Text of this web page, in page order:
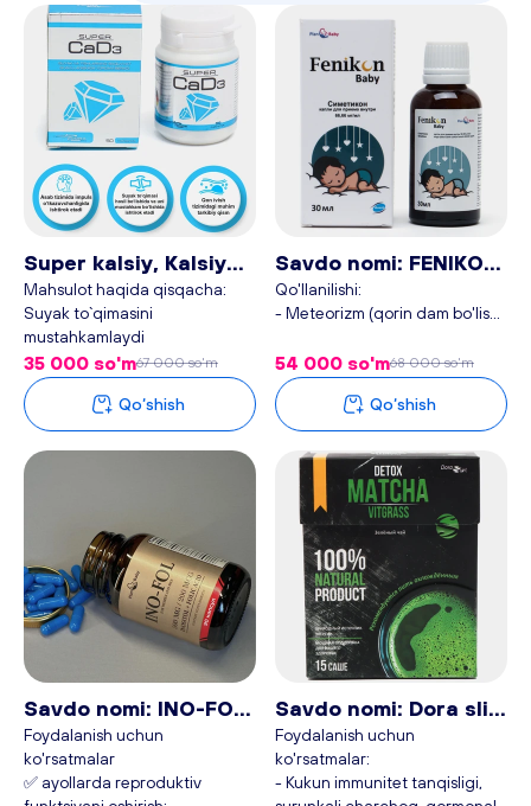
Super kalsiy, Kalsiy
D3, CaD3, 50 tabletka
- Plan baby
Mahsulot haqida qisqacha:
Suyak to`qimasini
mustahkamlaydi
Qon ivishini normallashtiradi
Raxit va osteoporozni oldini
oladi va davolaydi
Soch va tirnoq sog`lomligini
ta`minlaydi
35 000 so'm67 000 so'm
Qo‘shish
Savdo nomi: FENIKON
BABY
Qo'llanilishi:
- Meteorizm (qorin dam bo'lishi)
- Chaqaloqlarda va bolalarda
shishish, hazm qilish buzilishi,
qorin og'rig'i va kolikada.
54 000 so'm68 000 so'm
Qo‘shish
Savdo nomi: INO-FOL
(kapsula)
Foydalanish uchun
ko'rsatmalar
✅ ayollarda reproduktiv
Savdo nomi: Dora slim
matcha+vitgrass
detox
Foydalanish uchun
ko'rsatmalar:
- Kukun immunitet tanqisligi,